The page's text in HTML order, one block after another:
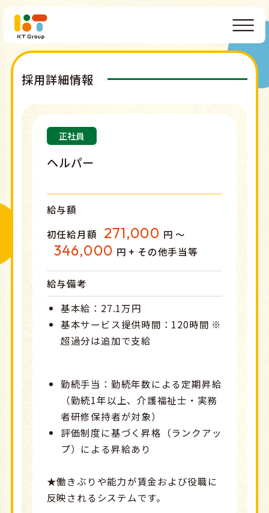
採用詳細情報
正社員
ヘルパー
給与額
初任給月額
271,000 円 〜
346,000 円 + その他手当等
給与備考
基本給：27.1万円
基本サービス提供時間：120時間 ※
超過分は追加で支給
勤続手当：勤続年数による定期昇給
（勤続1年以上、介護福祉士・実務
者研修保持者が対象）
評価制度に基づく昇格（ランクアッ
プ）による昇給あり
★働きぶりや能力が賃金および役職に
反映されるシステムです。